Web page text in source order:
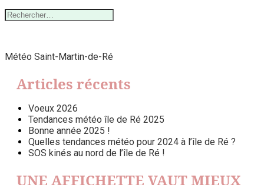
Rechercher :
Météo Saint-Martin-de-Ré
Articles récents
Voeux 2026
Tendances météo île de Ré 2025
Bonne année 2025 !
Quelles tendances météo pour 2024 à l’île de Ré ?
SOS kinés au nord de l’île de Ré !
UNE AFFICHETTE VAUT MIEUX